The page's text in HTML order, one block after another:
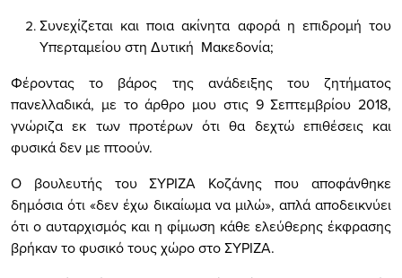
Συνεχίζεται και ποια ακίνητα αφορά η επιδρομή του
Υπερταμείου στη Δυτική Μακεδονία;
Φέροντας το βάρος της ανάδειξης του ζητήματος
πανελλαδικά, με το άρθρο μου στις 9 Σεπτεμβρίου 2018,
γνώριζα εκ των προτέρων ότι θα δεχτώ επιθέσεις και
φυσικά δεν με πτοούν.
Ο βουλευτής του ΣΥΡΙΖΑ Κοζάνης που αποφάνθηκε
δημόσια ότι «δεν έχω δικαίωμα να μιλώ», απλά αποδεικνύει
ότι ο αυταρχισμός και η φίμωση κάθε ελεύθερης έκφρασης
βρήκαν το φυσικό τους χώρο στο ΣΥΡΙΖΑ.